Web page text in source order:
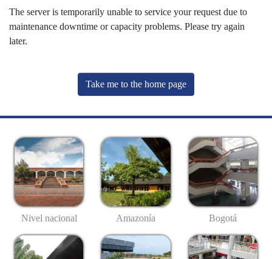
The server is temporarily unable to service your request due to
maintenance downtime or capacity problems. Please try again
later.
Take me to the home page
Nivel nacional Amazonía Bogotá